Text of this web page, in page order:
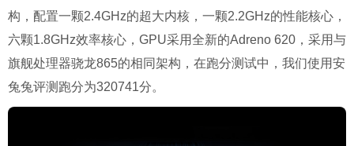
构，配置一颗2.4GHz的超大内核，一颗2.2GHz的性能核心，
六颗1.8GHz效率核心，GPU采用全新的Adreno 620，采用与
旗舰处理器骁龙865的相同架构，在跑分测试中，我们使用安
兔兔评测跑分为320741分。